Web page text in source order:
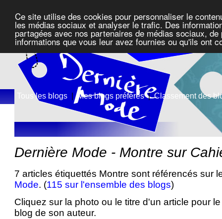
Ce site utilise des cookies pour personnaliser le
les médias sociaux et analyser le trafic. Des
partagées avec nos partenaires de médias sociaux,
informations que vous leur avez fournies ou qu'ils ont
Tous les blogs | Mes blogs préférés|Classement des
Dernière Mode - Montre sur
7 articles étiquettés Montre sont référencés sur
Mode. (115 sur l'ensemble des blogs)
Cliquez sur la photo ou le titre d'un article pour
blog de son auteur.